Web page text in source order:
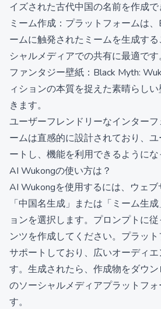
イズされた古代中国の名前を作成で
ミーム作成：プラットフォームは
ームに触発されたミームを生成す
シャルメディアでの共有に最適です。
ファンタジー壁紙：Black Myth:
ィションの本質を捉えた素晴らし
きます。
ユーザーフレンドリーなインター
ームは直感的に設計されており、
ートし、機能を利用できるようにな
AI Wukongの使い方は？
AI Wukongを使用するには、ウェブ
「中国名生成」または「ミーム生
ョンを選択します。プロンプトに
ンツを作成してください。プラッ
サポートしており、広いオーディ
す。生成されたら、作成物をダウ
のソーシャルメディアプラットフ
す。